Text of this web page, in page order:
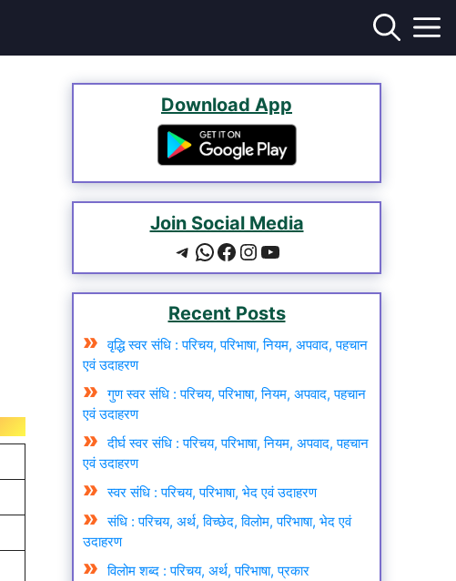
Download App
Join Social Media
Telegram
WhatsApp
Facebook
Instagram
YouTube
Recent Posts
वृद्धि स्वर संधि : परिचय, परिभाषा, नियम, अपवाद, पहचान
एवं उदाहरण
गुण स्वर संधि : परिचय, परिभाषा, नियम, अपवाद, पहचान
एवं उदाहरण
दीर्घ स्वर संधि : परिचय, परिभाषा, नियम, अपवाद, पहचान
एवं उदाहरण
स्वर संधि : परिचय, परिभाषा, भेद एवं उदाहरण
संधि : परिचय, अर्थ, विच्छेद, विलोम, परिभाषा, भेद एवं
उदाहरण
विलोम शब्द : परिचय, अर्थ, परिभाषा, प्रकार